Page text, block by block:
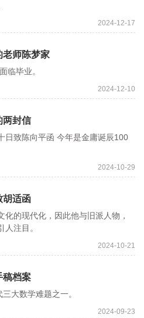
2024-12-17
老师陈梦家
毕业。
2024-12-10
两封信
致陈向平函 今年是金庸诞辰100
2024-10-29
胡适函
的现代化，因此他与旧派人物，
注目。
2024-10-21
稿档案
大数学难题之一。
2024-09-23